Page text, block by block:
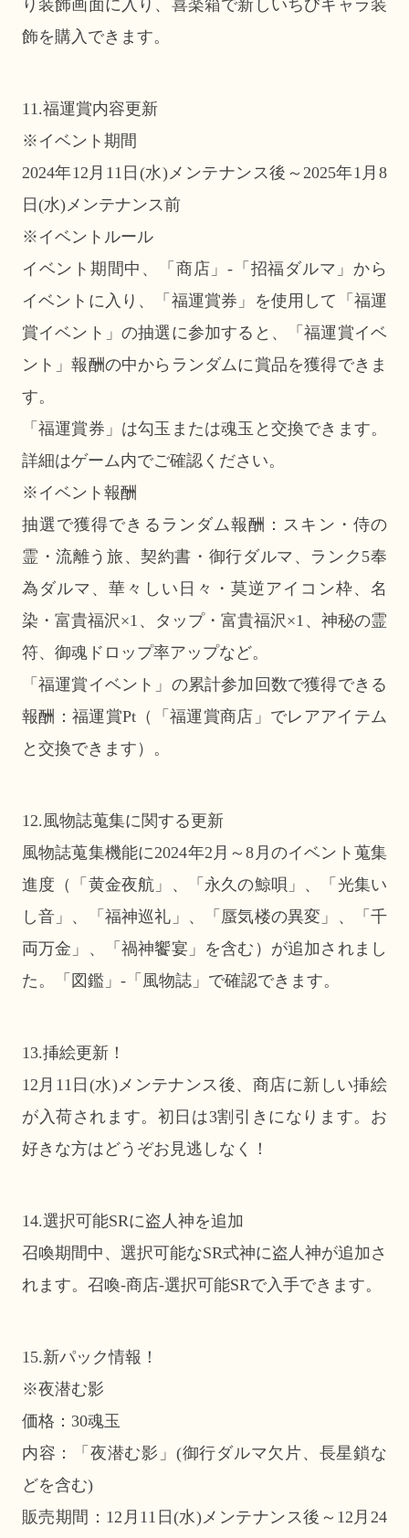
り装飾画面に入り、喜楽箱で新しいちびキャラ装
飾を購入できます。
11.福運賞内容更新
※イベント期間
2024年12月11日(水)メンテナンス後～2025年1月8
日(水)メンテナンス前
※イベントルール
イベント期間中、「商店」-「招福ダルマ」から
イベントに入り、「福運賞券」を使用して「福運
賞イベント」の抽選に参加すると、「福運賞イベ
ント」報酬の中からランダムに賞品を獲得できま
す。
「福運賞券」は勾玉または魂玉と交換できます。
詳細はゲーム内でご確認ください。
※イベント報酬
抽選で獲得できるランダム報酬：スキン・侍の
霊・流離う旅、契約書・御行ダルマ、ランク5奉
為ダルマ、華々しい日々・莫逆アイコン枠、名
染・富貴福沢×1、タップ・富貴福沢×1、神秘の霊
符、御魂ドロップ率アップなど。
「福運賞イベント」の累計参加回数で獲得できる
報酬：福運賞Pt（「福運賞商店」でレアアイテム
と交換できます）。
12.風物誌蒐集に関する更新
風物誌蒐集機能に2024年2月～8月のイベント蒐集
進度（「黄金夜航」、「永久の鯨唄」、「光集い
し音」、「福神巡礼」、「蜃気楼の異変」、「千
両万金」、「禍神饗宴」を含む）が追加されまし
た。「図鑑」-「風物誌」で確認できます。
13.挿絵更新！
12月11日(水)メンテナンス後、商店に新しい挿絵
が入荷されます。初日は3割引きになります。お
好きな方はどうぞお見逃しなく！
14.選択可能SRに盗人神を追加
召喚期間中、選択可能なSR式神に盗人神が追加さ
れます。召喚-商店-選択可能SRで入手できます。
15.新パック情報！
※夜潜む影
価格：30魂玉
内容：「夜潜む影」(御行ダルマ欠片、長星鎖な
どを含む)
販売期間：12月11日(水)メンテナンス後～12月24